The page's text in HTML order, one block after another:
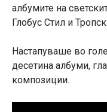
албумите на
Глобус Стил и
Настапуваше во
десетина албуми,
композиции.